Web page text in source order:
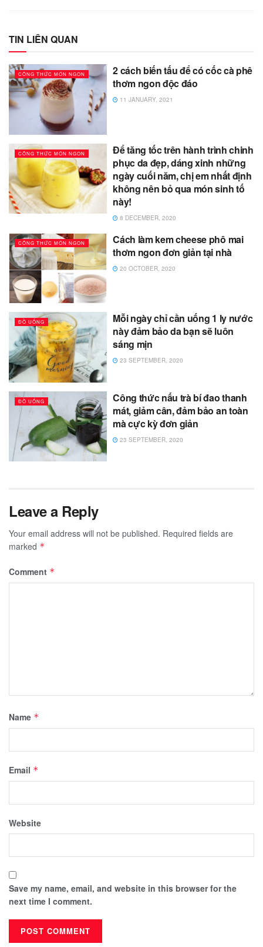
TIN LIÊN QUAN
CÔNG THỨC MÓN NGON
2 cách biến tấu để có cốc cà phê
thơm ngon độc đáo
11 JANUARY, 2021
CÔNG THỨC MÓN NGON
Để tăng tốc trên hành trình chinh
phục da đẹp, dáng xinh những
ngày cuối năm, chị em nhất định
không nên bỏ qua món sinh tố
này!
8 DECEMBER, 2020
CÔNG THỨC MÓN NGON
Cách làm kem cheese phô mai
thơm ngon đơn giản tại nhà
20 OCTOBER, 2020
ĐỒ UỐNG
Mỗi ngày chỉ cần uống 1 ly nước
này đảm bảo da bạn sẽ luôn
sáng mịn
23 SEPTEMBER, 2020
ĐỒ UỐNG
Công thức nấu trà bí đao thanh
mát, giảm cân, đảm bảo an toàn
mà cực kỳ đơn giản
23 SEPTEMBER, 2020
Leave a Reply
Your email address will not be published. Required fields are
marked *
Comment *
Name *
Email *
Website
Save my name, email, and website in this browser for the
next time I comment.